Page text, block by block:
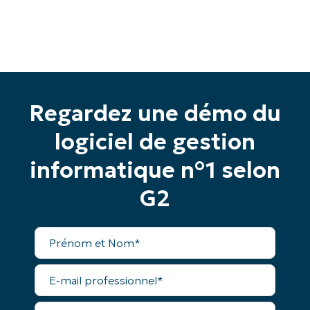
Regardez une démo du
logiciel de gestion
informatique n°1 selon
G2
Prénom
Nom*
E-
mail
professionnel*
Numéro
Pas de carte de crédit requise, accès complet à
Nom*
Phone
number*
Pays